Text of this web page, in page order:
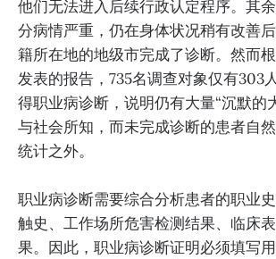
他们无法进入后续行政认定程序。其
分病情严重，仍在身体状况稍有改善
籍所在地的地级市完成了诊断。然而
发表的报告，735名调查对象仅有303
得职业病诊断，说明仍有大量“沉默的
与社会所知，而未完成诊断的患者自
统计之外。
职业病诊断需要综合分析患者的职业
触史、工作场所危害检测结果、临床
果。因此，职业病诊断证明必须填写